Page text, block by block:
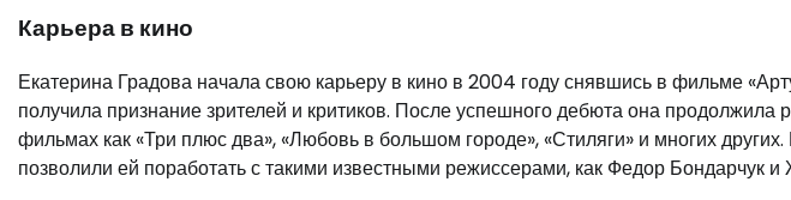
Карьера в кино
Екатерина Градова начала свою карьеру в кино в 2004 году снявшись в фильме
получила признание зрителей и критиков. После успешного дебюта она продолжила
фильмах как «Три плюс два», «Любовь в большом городе», «Стиляги» и многих
позволили ей поработать с такими известными режиссерами, как Федор Бондарчук